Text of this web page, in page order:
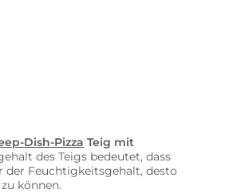
Dish-Pizza Teig mit
des Teigs bedeutet, dass
der Feuchtigkeitsgehalt, desto
können.